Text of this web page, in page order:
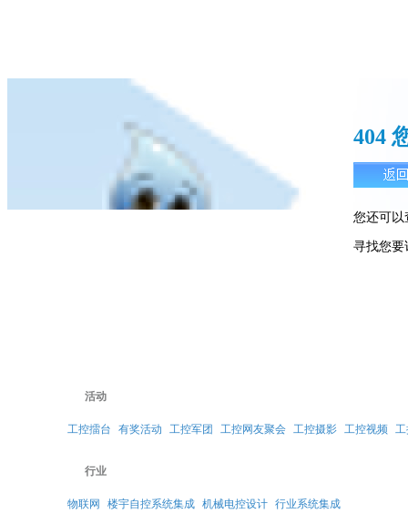
404
您还可
寻找您要
活动
工控擂台 有奖活动 工控军团 工控网友聚会 工控摄影 工控视频
行业
物联网 楼宇自控系统集成 机械电控设计 行业系统集成